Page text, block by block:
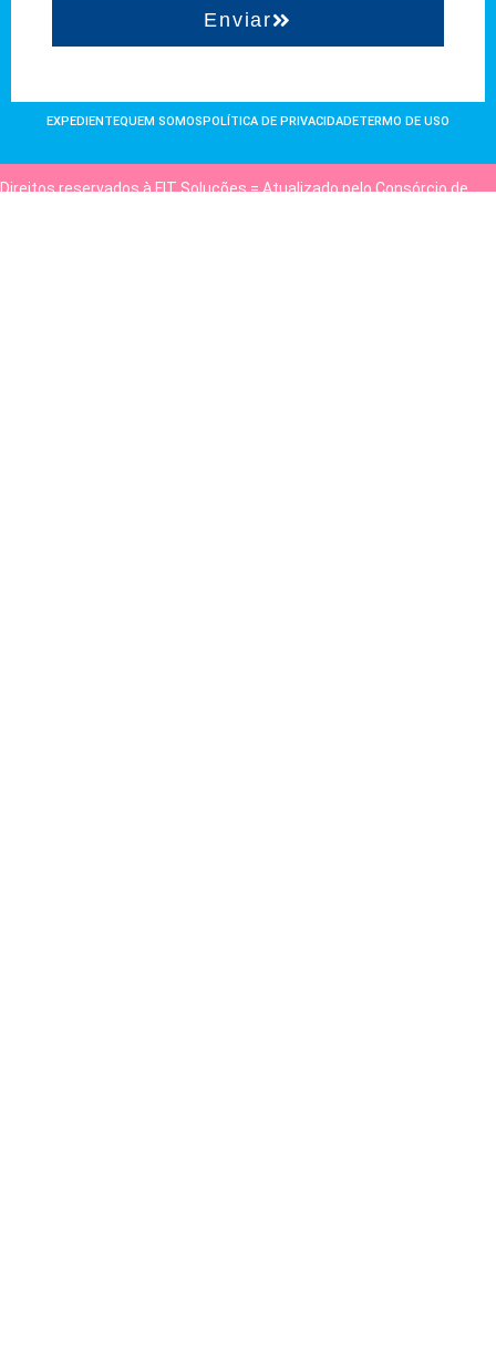
Enviar
EXPEDIENTEQUEM SOMOS POLÍTICA DE PRIVACIDADETERMO DE USO
Direitos reservados à FIT Soluções = Atualizado pelo Consórcio de